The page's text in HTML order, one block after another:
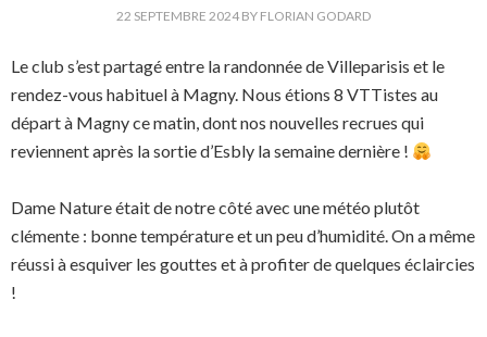
22 SEPTEMBRE 2024 BY FLORIAN GODARD
Le club s’est partagé entre la randonnée de Villeparisis et le
rendez-vous habituel à Magny. Nous étions 8 VTTistes au
départ à Magny ce matin, dont nos nouvelles recrues qui
reviennent après la sortie d’Esbly la semaine dernière !
Dame Nature était de notre côté avec une météo plutôt
clémente : bonne température et un peu d’humidité. On a même
réussi à esquiver les gouttes et à profiter de quelques éclaircies
!